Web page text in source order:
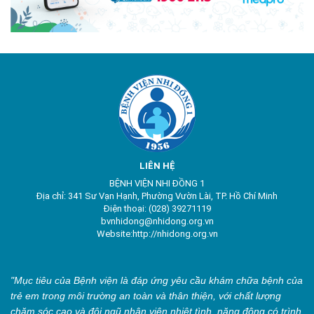
LIÊN HỆ
BỆNH VIỆN NHI ĐỒNG 1
Địa chỉ: 341 Sư Vạn Hạnh, Phường Vườn Lài, TP. Hồ Chí Minh
Điện thoại: (028) 39271119
bvnhidong@nhidong.org.vn
Website:http://nhidong.org.vn
"Mục tiêu của Bệnh viện là đáp ứng yêu cầu khám chữa bệnh của
trẻ em trong môi trường an toàn và thân thiện, với chất lượng
chăm sóc cao và đội ngũ nhân viên nhiệt tình, năng động có trình